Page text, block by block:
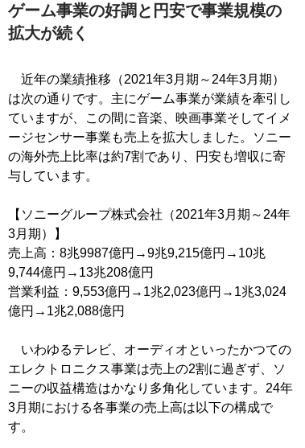
ゲーム事業の好調と円安で事業規模の
拡大が続く
近年の業績推移（2021年3月期～24年3月期）
は次の通りです。主にゲーム事業が業績を牽引し
ていますが、この間に音楽、映画事業そしてイメ
ージセンサー事業も売上を拡大しました。ソニー
の海外売上比率は約7割であり、円安も増収に寄
与しています。
【ソニーグループ株式会社（2021年3月期～24年
3月期）】
売上高：8兆9987億円→9兆9,215億円→10兆
9,744億円→13兆208億円
営業利益：9,553億円→1兆2,023億円→1兆3,024
億円→1兆2,088億円
いわゆるテレビ、オーディオといったかつての
エレクトロニクス事業は売上の2割に過ぎず、ソ
ニーの収益構造はかなり多角化しています。24年
3月期における各事業の売上高は以下の構成で
す。